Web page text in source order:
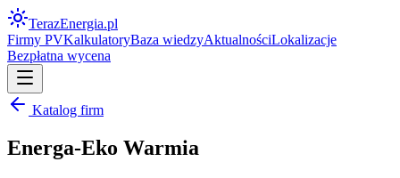
TerazEnergia.pl
Firmy PVKalkulatoryBaza wiedzyAktualnościLokalizacje
Bezpłatna wycena
Katalog firm
Energa-Eko Warmia